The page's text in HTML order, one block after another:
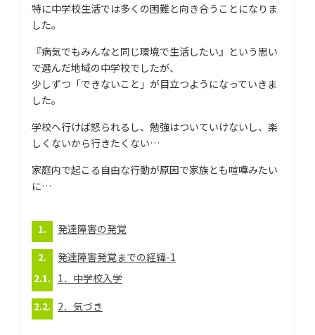
特に中学校生活では多くの困難と向き合うことになりま
した。
『病気でもみんなと同じ環境で生活したい』という思い
で選んだ地域の中学校でしたが、
少しずつ「できないこと」が目立つようになっていきま
した。
学校へ行けば怒られるし、勉強はついていけないし、楽
しくないから行きたくない…
家庭内で起こる自由な行動が原因で家族とも喧嘩みたい
に…
発達障害の発覚
発達障害発覚までの経緯-1
1．中学校入学
2．気づき